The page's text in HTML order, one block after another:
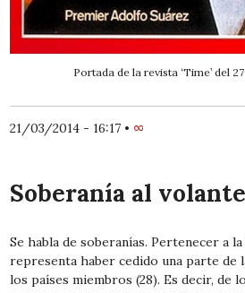
Portada de la revista ‘Time’ del
21/03/2014 - 16:17 • ∞
Soberanía al volante
Se habla de soberanías. Pertenecer a
representa haber cedido una parte de
los países miembros (28). Es decir, de